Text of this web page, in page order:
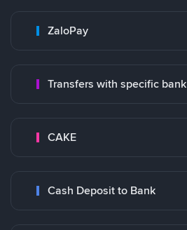
ZaloPay
Transfers with specific bank
CAKE
Cash Deposit to Bank